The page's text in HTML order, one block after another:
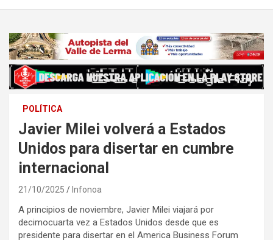
POLÍTICA
Javier Milei volverá a Estados
Unidos para disertar en cumbre
internacional
21/10/2025 Infonoa
A principios de noviembre, Javier Milei viajará por
decimocuarta vez a Estados Unidos desde que es
presidente para disertar en el America Business Forum